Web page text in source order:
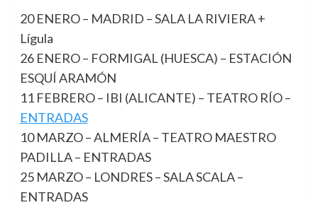
20 ENERO – MADRID – SALA LA RIVIERA +
Lígula
26 ENERO – FORMIGAL (HUESCA) – ESTACIÓN
ESQUÍ ARAMÓN
11 FEBRERO – IBI (ALICANTE) – TEATRO RÍO –
ENTRADAS
10 MARZO – ALMERÍA – TEATRO MAESTRO
PADILLA – ENTRADAS
25 MARZO – LONDRES – SALA SCALA –
ENTRADAS